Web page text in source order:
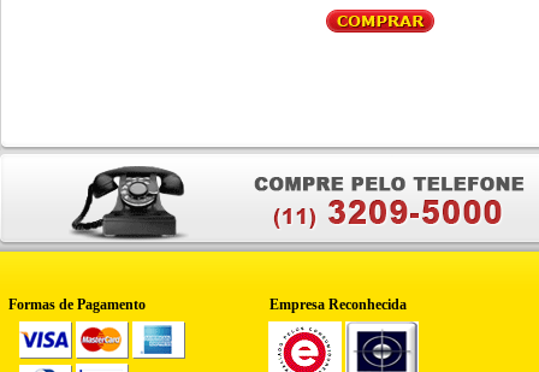
Formas de Pagamento Empresa Reconhecida